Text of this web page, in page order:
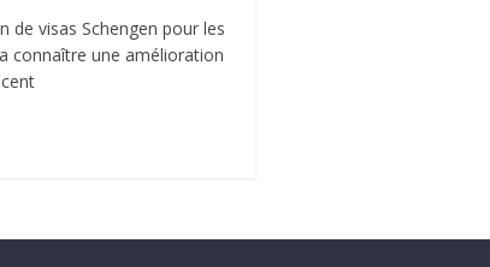
de visas Schengen pour les
connaître une amélioration